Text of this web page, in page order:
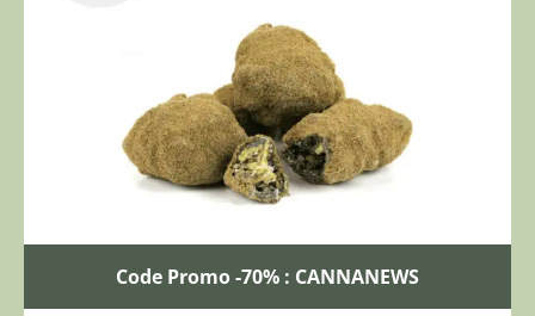
Code Promo -70% : CANNANEWS